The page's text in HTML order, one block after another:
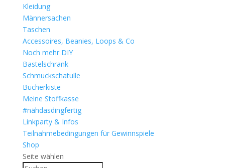
Kleidung
Männersachen
Taschen
Accessoires, Beanies, Loops & Co
Noch mehr DIY
Bastelschrank
Schmuckschatulle
Bücherkiste
Meine Stoffkasse
#nähdasdingfertig
Linkparty & Infos
Teilnahmebedingungen für Gewinnspiele
Shop
Seite wählen